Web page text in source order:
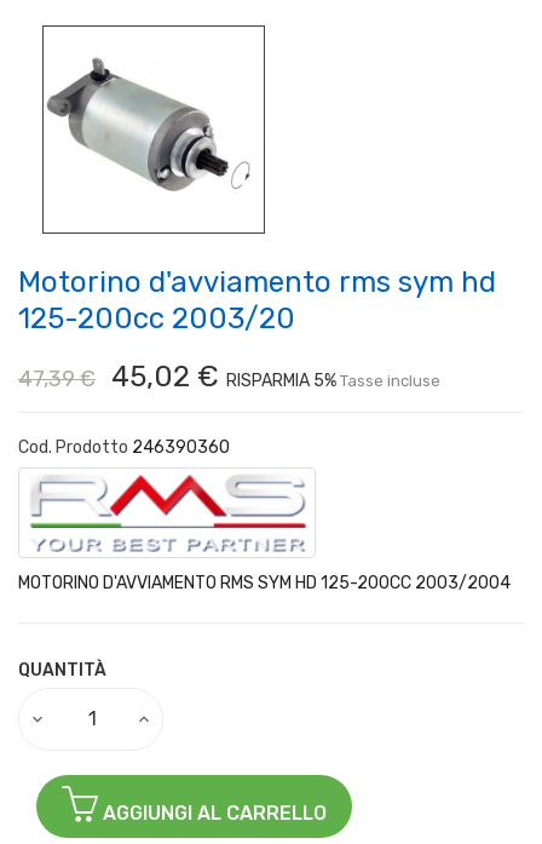
Motorino d'avviamento rms sym hd
125-200cc 2003/20
47,39 € 45,02 € RISPARMIA 5% Tasse incluse
Cod. Prodotto 246390360
MOTORINO D'AVVIAMENTO RMS SYM HD 125-200CC 2003/2004
QUANTITÀ
AGGIUNGI AL CARRELLO